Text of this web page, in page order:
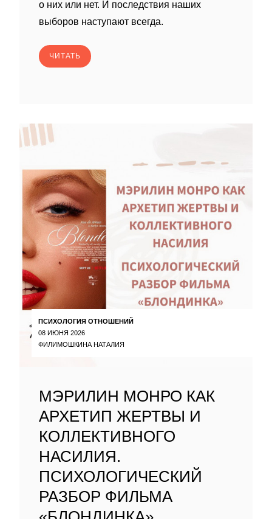
о них или нет. И последствия наших
выборов наступают всегда.
ЧИТАТЬ
ПСИХОЛОГИЯ ОТНОШЕНИЙ
08 ИЮНЯ 2026
ФИЛИМОШКИНА НАТАЛИЯ
МЭРИЛИН МОНРО КАК
АРХЕТИП ЖЕРТВЫ И
КОЛЛЕКТИВНОГО
НАСИЛИЯ.
ПСИХОЛОГИЧЕСКИЙ
РАЗБОР ФИЛЬМА